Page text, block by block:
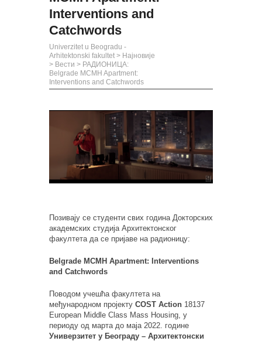
Interventions and
Catchwords
Univerzitet u Beogradu -
Arhitektonski fakultet > Најновије
> Вести > РАДИОНИЦА:
Belgrade MCMH Apartment:
Interventions and Catchwords
Позивају се студенти свих година Докторских
академских студија Архитектонског
факултета да се пријаве на радионицу:
Belgrade MCMH Apartment: Interventions
and Catchwords
Поводом учешћа факултета на
међународном пројекту COST Action 18137
European Middle Class Mass Housing , у
периоду од марта до маја 2022. године
Универзитет у Београду – Архитектонски